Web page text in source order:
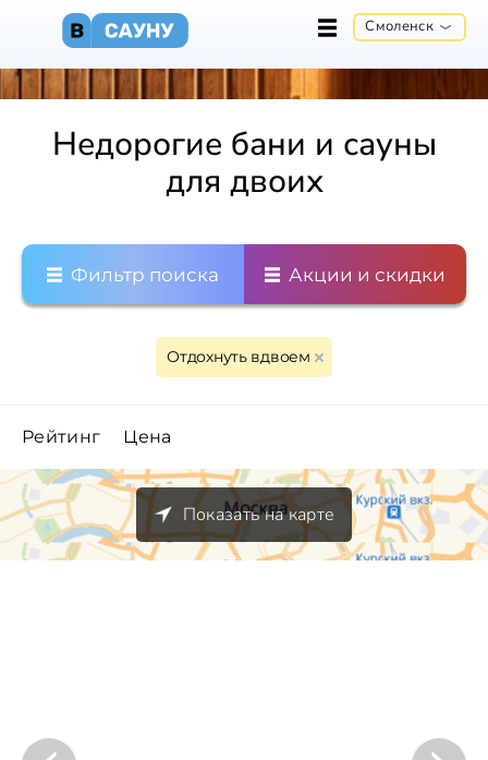
Смоленск
Недорогие бани и сауны
для двоих
Фильтр поиска Акции и скидки
Отдохнуть вдвоем
Рейтинг Цена
Показать на карте